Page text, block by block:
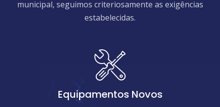
municipal, seguimos criteriosamente as exigências
estabelecidas.
Equipamentos Novos